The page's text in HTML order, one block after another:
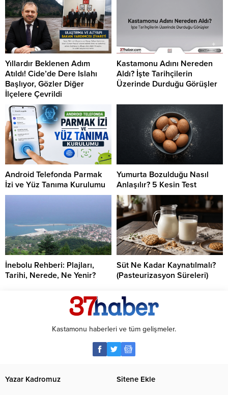
Yıllardır Beklenen Adım
Atıldı! Cide’de Dere Islahı
Başlıyor, Gözler Diğer
İlçelere Çevrildi
Kastamonu Adını Nereden
Aldı? İşte Tarihçilerin
Üzerinde Durduğu Görüşler
Android Telefonda Parmak
İzi ve Yüz Tanıma Kurulumu
Yumurta Bozulduğu Nasıl
Anlaşılır? 5 Kesin Test
İnebolu Rehberi: Plajları,
Tarihi, Nerede, Ne Yenir?
Süt Ne Kadar Kaynatılmalı?
(Pasteurizasyon Süreleri)
Kastamonu haberleri ve tüm gelişmeler.
Yazar Kadromuz Sitene Ekle